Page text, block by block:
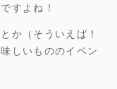
すよね！
か（そういえば！
しいもののイベン